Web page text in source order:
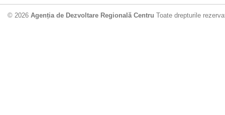
© 2026 Agenția de Dezvoltare Regională Centru Toate drepturile